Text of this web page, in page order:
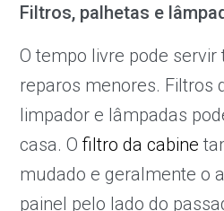
Filtros, palhetas e
O tempo livre pode servir
reparos menores. Filtros
limpador e lâmpadas
casa. Ofiltro da cabine
mudado e geralmente o
painel pelo lado do